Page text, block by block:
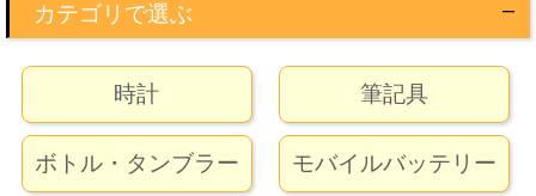
カテゴリで選ぶ
時計
ボトル・タンブラー
筆記具
モバイルバッテリー